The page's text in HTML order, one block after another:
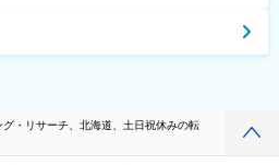
・リサーチ、北海道、土日祝休みの転